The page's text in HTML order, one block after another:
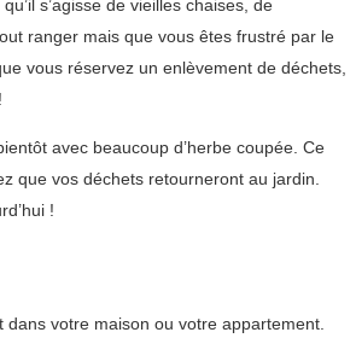
s’agisse de vieilles chaises, de
ranger mais que vous êtes frustré par le
vous réservez un enlèvement de déchets,
avec beaucoup d’herbe coupée. Ce
que vos déchets retourneront au jardin.
!
votre maison ou votre appartement.